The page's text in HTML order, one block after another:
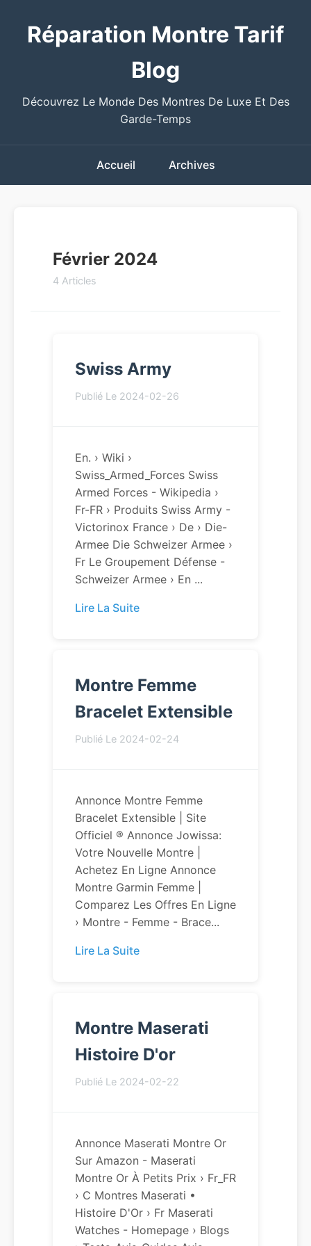
Réparation Montre Tarif
Blog
Découvrez Le Monde Des Montres De Luxe Et Des
Garde-Temps
Accueil Archives
Février 2024
4 Articles
Swiss Army
Publié Le 2024-02-26
En. › Wiki ›
Swiss_Armed_Forces Swiss
Armed Forces - Wikipedia ›
Fr-FR › Produits Swiss Army -
Victorinox France › De › Die-
Armee Die Schweizer Armee ›
Fr Le Groupement Défense -
Schweizer Armee › En ...
Lire La Suite
Montre Femme
Bracelet Extensible
Publié Le 2024-02-24
Annonce Montre Femme
Bracelet Extensible | Site
Officiel ® Annonce Jowissa:
Votre Nouvelle Montre |
Achetez En Ligne Annonce
Montre Garmin Femme |
Comparez Les Offres En Ligne
› Montre - Femme - Brace...
Lire La Suite
Montre Maserati
Histoire D'or
Publié Le 2024-02-22
Annonce Maserati Montre Or
Sur Amazon - Maserati
Montre Or À Petits Prix › Fr_FR
› C Montres Maserati •
Histoire D'Or › Fr Maserati
Watches - Homepage › Blogs